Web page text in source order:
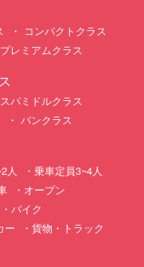
コンパクトクラス
プレミアムクラス
パミドルクラス
バンクラス
人
乗車定員3~4人
オープン
バイク
ー
貨物・トラック